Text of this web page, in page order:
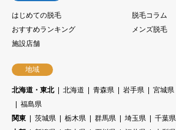
はじめての脱毛
脱毛コラム
おすすめランキング
メンズ脱毛
施設店舗
地域
北海道・東北 北海道 青森県 岩手県 宮城県
福島県
関東
茨城県 栃木県 群馬県 埼玉県 千葉県